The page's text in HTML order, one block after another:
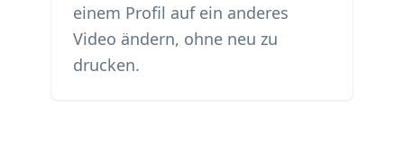
einem Profil auf ein anderes
Video ändern, ohne neu zu
drucken.